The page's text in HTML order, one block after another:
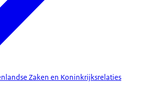
Zaken en Koninkrijksrelaties